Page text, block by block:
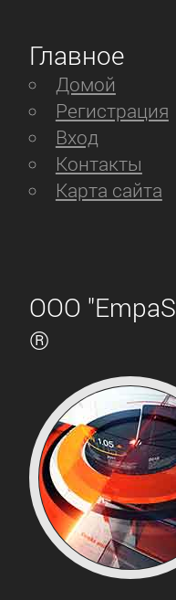
Главное
Домой
Регистрация
Вход
Контакты
Карта сайта
ООО
®